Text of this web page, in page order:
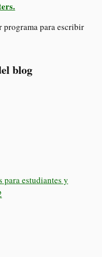
programa para escribir
blog
para estudiantes y